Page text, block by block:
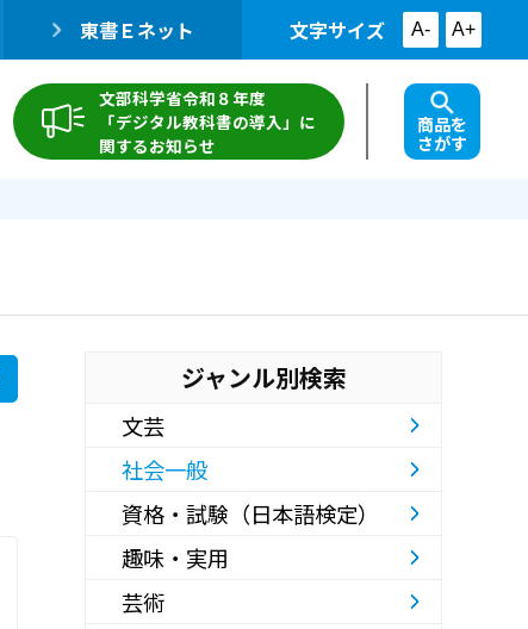
東書Ｅネット 文字サイズ A- A+
文部科学省令和８年度
「デジタル教科書の導入」に
関するお知らせ
商品を
さがす
ジャンル別検索
文芸
社会一般
資格・試験（日本語検定）
趣味・実用
芸術